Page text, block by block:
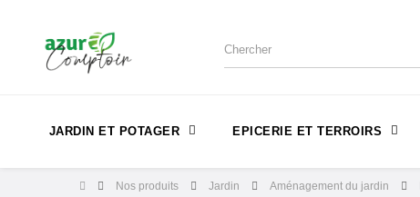
JARDIN ET POTAGER EPICERIE ET TERROIRS
Nos produits Jardin Aménagement du jardin